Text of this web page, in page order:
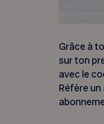
Grâce à
sur ton
avec le
Réfère